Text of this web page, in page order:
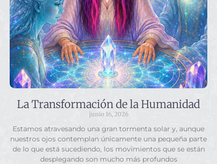
La Transformación de la Humanidad
junio 16, 2026
Estamos atravesando una gran tormenta solar y, aunque
nuestros ojos contemplan únicamente una pequeña parte
de lo que está sucediendo, los movimientos que se están
desplegando son mucho más profundos